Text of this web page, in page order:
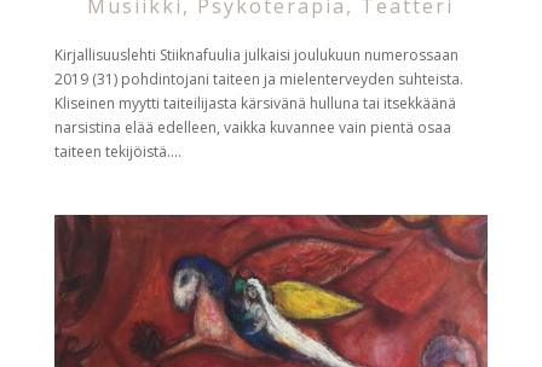
Musiikki, Psykoterapia, Teatteri
Kirjallisuuslehti Stiiknafuulia julkaisi joulukuun numerossaan
2019 (31) pohdintojani taiteen ja mielenterveyden suhteista.
Kliseinen myytti taiteilijasta kärsivänä hulluna tai itsekkäänä
narsistina elää edelleen, vaikka kuvannee vain pientä osaa
taiteen tekijöistä....